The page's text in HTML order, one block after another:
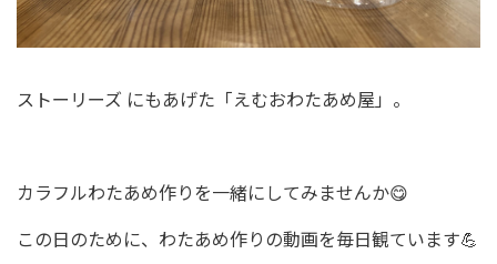
ストーリーズ にもあげた「えむおわたあめ屋」。
カラフルわたあめ作りを一緒にしてみませんか😋
この日のために、わたあめ作りの動画を毎日観ています💪